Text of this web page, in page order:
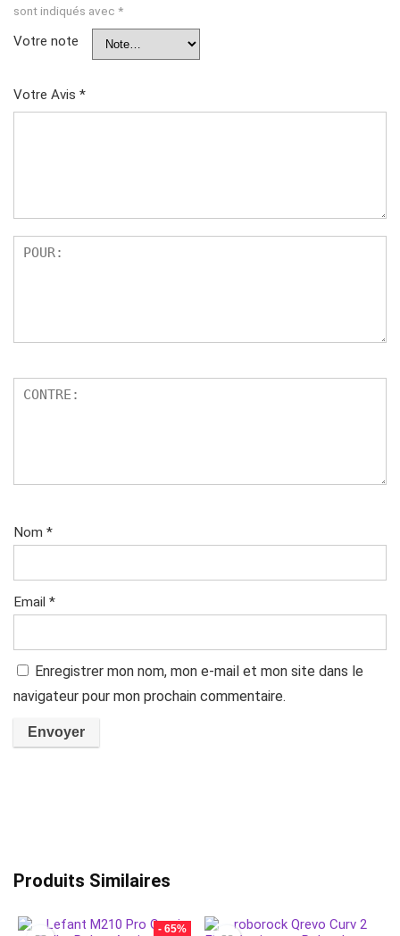
sont indiqués avec *
Votre note
Votre Avis *
Nom *
Email *
Enregistrer mon nom, mon e-mail et mon site dans le
navigateur pour mon prochain commentaire.
Produits Similaires
- 65%